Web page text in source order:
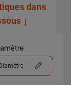
dans
↓
Diamètre